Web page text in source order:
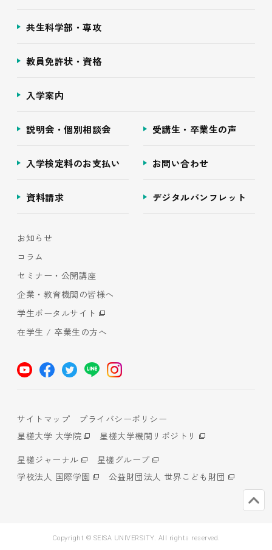
共生科学部・専攻
教員免許状・資格
入学案内
説明会・個別相談会 受講生・卒業生の声
入学検定料のお支払い お問い合わせ
資料請求 デジタルパンフレット
お知らせ
コラム
セミナー・公開講座
企業・教育機関の皆様へ
学生ポータルサイト
在学生 / 卒業生の方へ
サイトマップ
プライバシーポリシー
星槎大学 大学院
星槎大学機関リポジトリ
星槎ジャーナル
星槎グループ
学校法人 国際学園
公益財団法人 世界こども財団
Copyright © SEISA UNIVERSITY. All rights reserved.